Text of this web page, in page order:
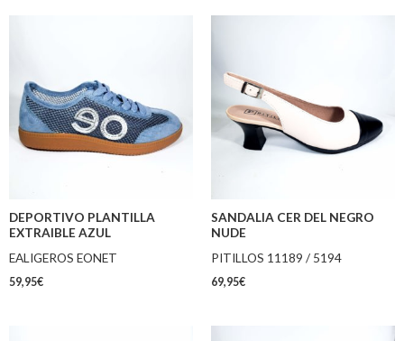
DEPORTIVO PLANTILLA
EXTRAIBLE AZUL
EALIGEROS EONET
59,95€
SANDALIA CER DEL NEGRO
NUDE
PITILLOS 11189 / 5194
69,95€